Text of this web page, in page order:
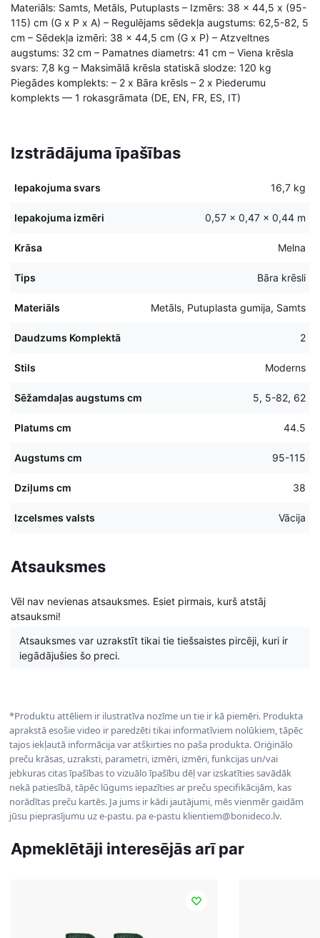
Materiāls: Samts, Metāls, Putuplasts – Izmērs: 38 x 44,5 x (95-
115) cm (G x P x A) – Regulējams sēdekļa augstums: 62,5-82, 5
cm – Sēdekļa izmēri: 38 x 44,5 cm (G x P) – Atzveltnes
augstums: 32 cm – Pamatnes diametrs: 41 cm – Viena krēsla
svars: 7,8 kg – Maksimālā krēsla statiskā slodze: 120 kg
Piegādes komplekts: – 2 x Bāra krēsls – 2 x Piederumu
komplekts — 1 rokasgrāmata (DE, EN, FR, ES, IT)
Izstrādājuma īpašības
Iepakojuma svars 16,7 kg
Iepakojuma izmēri 0,57 × 0,47 × 0,44 m
Krāsa Melna
Tips Bāra krēsli
Materiāls Metāls, Putuplasta gumija, Samts
Daudzums Komplektā 2
Stils Moderns
Sēžamdaļas augstums cm 5, 5-82, 62
Platums cm 44.5
Augstums cm 95-115
Dziļums cm 38
Izcelsmes valsts Vācija
Atsauksmes
Vēl nav nevienas atsauksmes. Esiet pirmais, kurš atstāj
atsauksmi!
Atsauksmes var uzrakstīt tikai tie tiešsaistes pircēji, kuri ir
iegādājušies šo preci.
*Produktu attēliem ir ilustratīva nozīme un tie ir kā piemēri. Produkta
aprakstā esošie video ir paredzēti tikai informatīviem nolūkiem, tāpēc
tajos iekļautā informācija var atšķirties no paša produkta. Oriģinālo
preču krāsas, uzraksti, parametri, izmēri, izmēri, funkcijas un/vai
jebkuras citas īpašības to vizuālo īpašību dēļ var izskatīties savādāk
nekā patiesībā, tāpēc lūgums iepazīties ar preču specifikācijām, kas
norādītas preču kartēs. Ja jums ir kādi jautājumi, mēs vienmēr gaidām
jūsu pieprasījumu uz e-pastu. pa e-pastu klientiem@bonideco.lv.
Apmeklētāji interesējās arī par